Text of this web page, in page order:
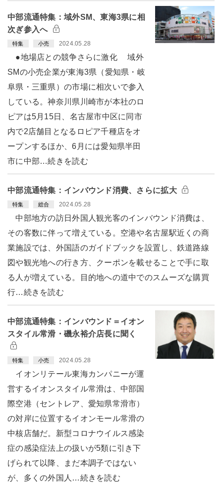
中部流通特集：域外SM、東海3県に相
次ぎ参入へ
特集 小売 2024.05.28
●地場店との競争さらに激化 域外
SMの小売企業が東海3県（愛知県・岐
阜県・三重県）の市場に相次いで参入
している。神奈川県川崎市が本社のロ
ピアは5月15日、名古屋市中区に同市
内で2店舗目となるロピア千種店をオ
ープンするほか、6月には愛知県半田
市に中部…続きを読む
中部流通特集：インバウンド消費、さらに拡大
特集 総合 2024.05.28
中部地方の訪日外国人観光客のインバウンド消費は、
その客数に伴って増えている。空港や名古屋駅近くの商
業施設では、外国語のガイドブックを設置し、鉄道路線
図や観光地への行き方、クーポンを載せることで手に取
る人が増えている。目的地への道中でのスムーズな購買
行…続きを読む
中部流通特集：インバウンド＝イオン
スタイル常滑・磯永裕介店長に聞く
特集 小売 2024.05.28
イオンリテール東海カンパニーが運
営するイオンスタイル常滑は、中部国
際空港（セントレア、愛知県常滑市）
の対岸に位置するイオンモール常滑の
中核店舗だ。新型コロナウイルス感染
症の感染症法上の扱いが5類に引き下
げられて以降、まだ本調子ではない
が、多くの外国人…続きを読む